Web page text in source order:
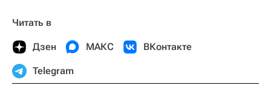
Читать в
Дзен МАКС ВКонтакте
Telegram